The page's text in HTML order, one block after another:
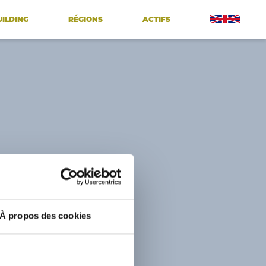
À propos des cookies
RÉGIONS ACTIFS